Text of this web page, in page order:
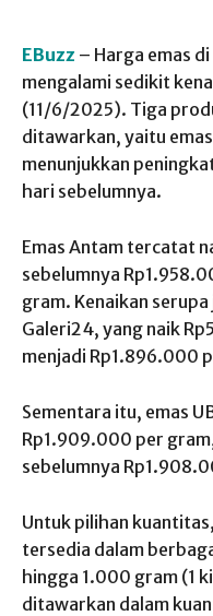
EBuzz – Harga emas
mengalami sedikit
(11/6/2025). Tiga
ditawarkan, yaitu
menunjukkan
hari sebelumnya.
Emas Antam tercatat
sebelumnya
gram. Kenaikan
Galeri24, yang naik
menjadi Rp1.896.000
Sementara itu, emas
Rp1.909.000 per
sebelumnya
Untuk pilihan
tersedia dalam
hingga 1.000 gram (1
ditawarkan dalam